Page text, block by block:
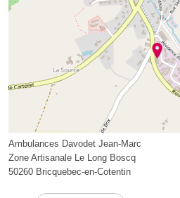
Ambulances Davodet Jean-Marc
Zone Artisanale Le Long Boscq
50260 Bricquebec-en-Cotentin